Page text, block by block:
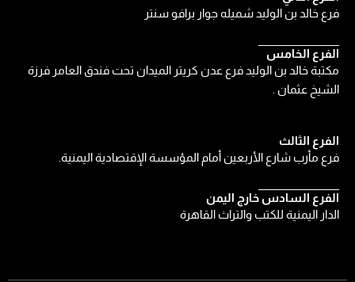
الفرع الثالث
فرع مأرب شارع الأربعين أمام المؤسسة الإقتصادية اليمنية.
الفرع السادس خارج اليمن
الدار اليمنية للكتب والتراث القاهرة
فرع خالد بن الوليد شميله جوار برافو سنتر
الفرع الخامس
مكتبة خالد بن الوليد فرع عدن كريتر الميدان تحت فندق العامر فرزة
الشيخ عثمان .